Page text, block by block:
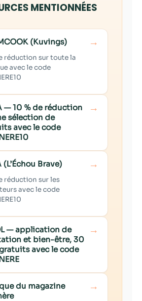
MENTIONNÉES
(Kuvings)
réduction sur toute la
avec le code
→
— 10 % de réduction
sélection de
avec le code
→
(L’Échou Brave)
réduction sur les
avec le code
→
— application de
et bien-être, 30
avec le code
→
du magazine
→